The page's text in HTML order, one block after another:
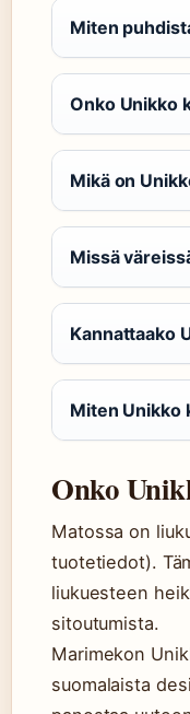
Miten
Onko Unikko
Mikä on
Missä
Kannattaako
Miten Unikko
Onko
Matossa on
tuotetiedot).
liukuesteen
sitoutumista.
Marimekon
suomalaista